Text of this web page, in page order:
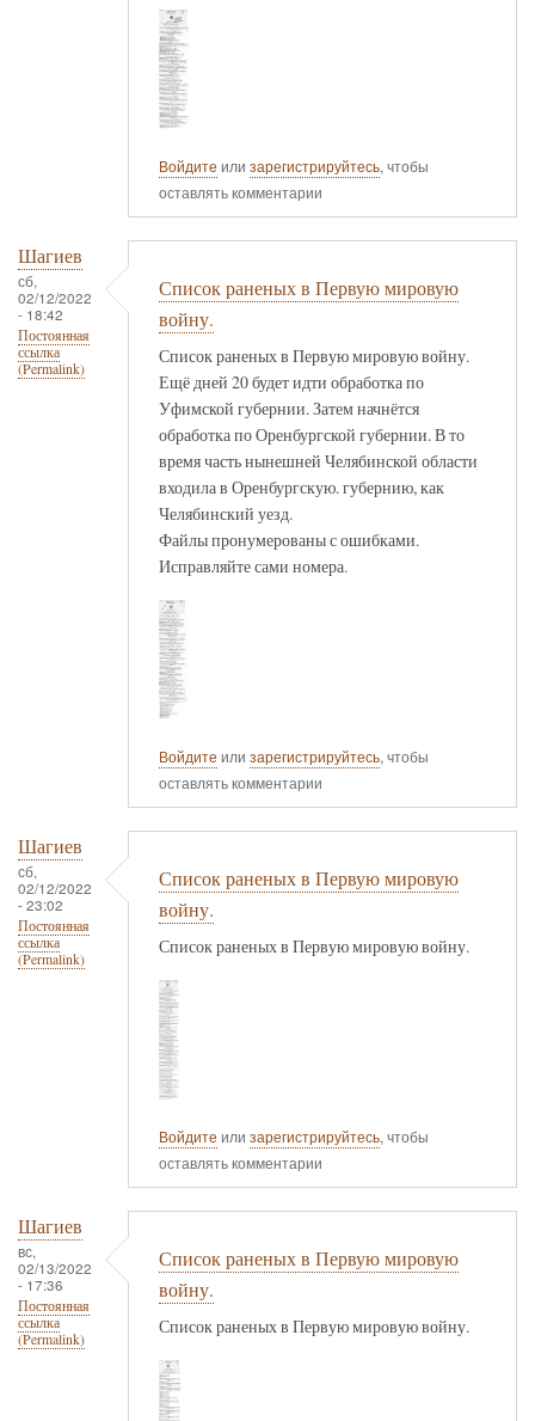
Войдите или зарегистрируйтесь, чтобы
оставлять комментарии
Шагиев
сб,
02/12/2022
- 18:42
Постоянная
ссылка
(Permalink)
Список раненых в Первую мировую
войну.
Список раненых в Первую мировую войну.
Ещё дней 20 будет идти обработка по
Уфимской губернии. Затем начнётся
обработка по Оренбургской губернии. В то
время часть нынешней Челябинской области
входила в Оренбургскую. губернию, как
Челябинский уезд.
Файлы пронумерованы с ошибками.
Исправляйте сами номера.
Войдите или зарегистрируйтесь, чтобы
оставлять комментарии
Шагиев
сб,
02/12/2022
- 23:02
Постоянная
ссылка
(Permalink)
Список раненых в Первую мировую
войну.
Список раненых в Первую мировую войну.
Войдите или зарегистрируйтесь, чтобы
оставлять комментарии
Шагиев
вс,
02/13/2022
- 17:36
Постоянная
ссылка
(Permalink)
Список раненых в Первую мировую
войну.
Список раненых в Первую мировую войну.